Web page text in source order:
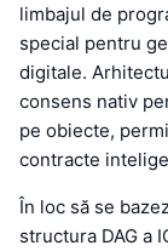
limbajul de
special pentru
digitale.
consens nativ
pe obiecte,
contracte
În loc să se
structura DAG a